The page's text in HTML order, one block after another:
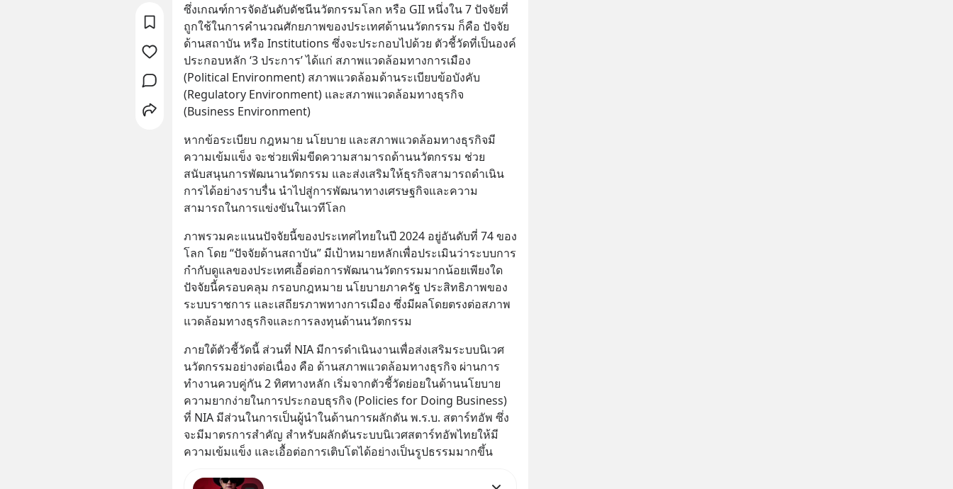
ซึ่งเกณฑ์การจัดอันดับดัชนีนวัตกรรมโลก หรือ GII หนึ่งใน 7 ปัจจัยที่
ถูกใช้ในการคำนวณศักยภาพของประเทศด้านนวัตกรรม ก็คือ ปัจจัย
ด้านสถาบัน หรือ Institutions ซึ่งจะประกอบไปด้วย ตัวชี้วัดที่เป็นองค์
ประกอบหลัก ‘3 ประการ’ ได้แก่ สภาพแวดล้อมทางการเมือง
(Political Environment) สภาพแวดล้อมด้านระเบียบข้อบังคับ
(Regulatory Environment) และสภาพแวดล้อมทางธุรกิจ
(Business Environment)
หากข้อระเบียบ กฎหมาย นโยบาย และสภาพแวดล้อมทางธุรกิจมี
ความเข้มแข็ง จะช่วยเพิ่มขีดความสามารถด้านนวัตกรรม ช่วย
สนับสนุนการพัฒนานวัตกรรม และส่งเสริมให้ธุรกิจสามารถดำเนิน
การได้อย่างราบรื่น นำไปสู่การพัฒนาทางเศรษฐกิจและความ
สามารถในการแข่งขันในเวทีโลก
ภาพรวมคะแนนปัจจัยนี้ของประเทศไทยในปี 2024 อยู่อันดับที่ 74 ของ
โลก โดย “ปัจจัยด้านสถาบัน” มีเป้าหมายหลักเพื่อประเมินว่าระบบการ
กำกับดูแลของประเทศเอื้อต่อการพัฒนานวัตกรรมมากน้อยเพียงใด
ปัจจัยนี้ครอบคลุม กรอบกฎหมาย นโยบายภาครัฐ ประสิทธิภาพของ
ระบบราชการ และเสถียรภาพทางการเมือง ซึ่งมีผลโดยตรงต่อสภาพ
แวดล้อมทางธุรกิจและการลงทุนด้านนวัตกรรม
ภายใต้ตัวชี้วัดนี้ ส่วนที่ NIA มีการดำเนินงานเพื่อส่งเสริมระบบนิเวศ
นวัตกรรมอย่างต่อเนื่อง คือ ด้านสภาพแวดล้อมทางธุรกิจ ผ่านการ
ทำงานควบคู่กัน 2 ทิศทางหลัก เริ่มจากตัวชี้วัดย่อยในด้านนโยบาย
ความยากง่ายในการประกอบธุรกิจ (Policies for Doing Business)
ที่ NIA มีส่วนในการเป็นผู้นำในด้านการผลักดัน พ.ร.บ. สตาร์ทอัพ ซึ่ง
จะมีมาตรการสำคัญ สำหรับผลักดันระบบนิเวศสตาร์ทอัพไทยให้มี
ความเข้มแข็ง และเอื้อต่อการเติบโตได้อย่างเป็นรูปธรรมมากขึ้น